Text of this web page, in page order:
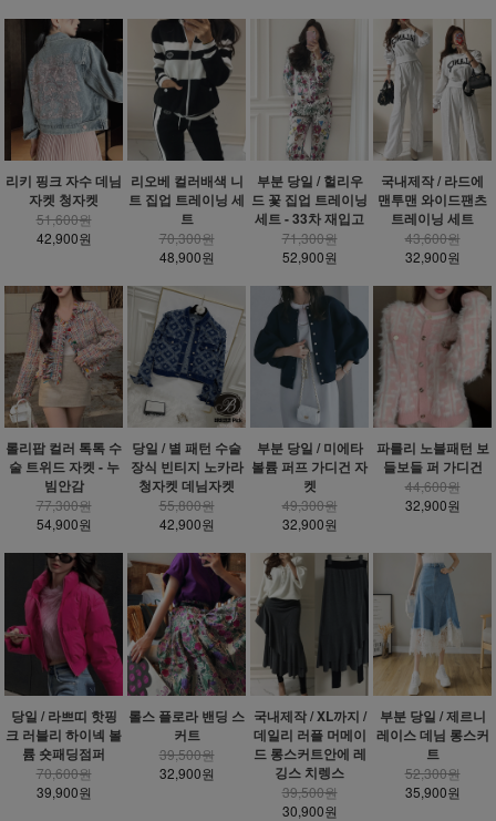
리키 핑크 자수 데님
자켓 청자켓
51,600원
42,900원
리오베 컬러배색 니
트 집업 트레이닝 세
트
70,300원
48,900원
부분 당일 / 헐리우
드 꽃 집업 트레이닝
세트 - 33차 재입고
71,300원
52,900원
국내제작 / 라드에
맨투맨 와이드팬츠
트레이닝 세트
43,600원
32,900원
롤리팝 컬러 톡톡 수
술 트위드 자켓 - 누
빔안감
77,300원
54,900원
당일 / 별 패턴 수술
장식 빈티지 노카라
청자켓 데님자켓
55,800원
42,900원
부분 당일 / 미에타
볼륨 퍼프 가디건 자
켓
49,300원
32,900원
파를리 노블패턴 보
들보들 퍼 가디건
44,600원
32,900원
당일 / 라쁘띠 핫핑
크 러블리 하이넥 볼
륨 숏패딩점퍼
70,600원
39,900원
롤스 플로라 밴딩 스
커트
39,500원
32,900원
국내제작 / XL까지 /
데일리 러플 머메이
드 롱스커트안에 레
깅스 치렝스
39,500원
30,900원
부분 당일 / 제르니
레이스 데님 롱스커
트
52,300원
35,900원